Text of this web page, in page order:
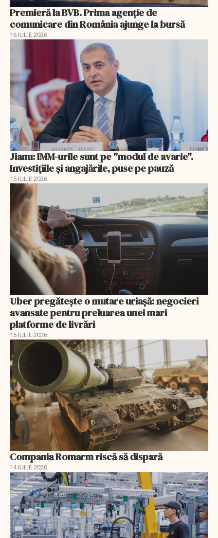
Premieră la BVB. Prima agenție de
comunicare din România ajunge la bursă
16 IULIE 2026
Jianu: IMM-urile sunt pe "modul de avarie".
Investițiile și angajările, puse pe pauză
15 IULIE 2026
Uber pregătește o mutare uriașă: negocieri
avansate pentru preluarea unei mari
platforme de livrări
15 IULIE 2026
Compania Romarm riscă să dispară
14 IULIE 2026